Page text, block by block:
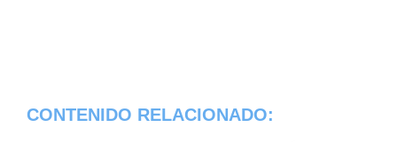
CONTENIDO RELACIONADO: